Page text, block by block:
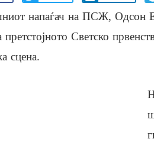
напаѓач на ПСЖ, Одсон
Светско
сцена.